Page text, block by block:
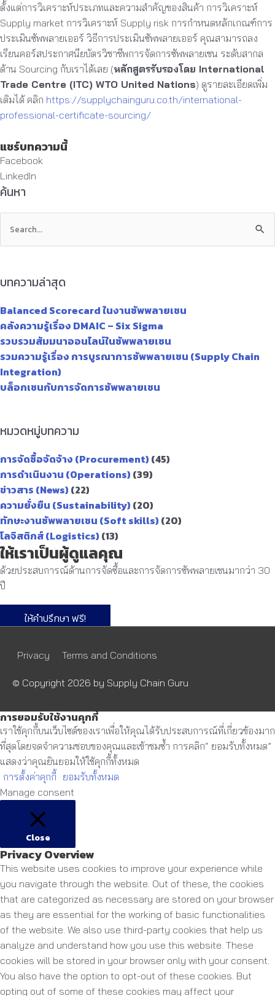
ตั้งแต่การวิเคราะห์ประเภทและความสำคัญของสินค้า การวิเคราะห์
Supply market การวิเคราะห์ Supply risk การกำหนดหลักเกณฑ์การ
ประเมินซัพพลายเออร์ วิธีการประเมินซัพพลายเออร์ คุณสามารถลง
เรียนคอร์สประกาศนียบัตรวิชาชีพการจัดการซัพพลายเชน ระดับสากล
ด้าน Sourcing กับเราได้เลย (หลักสูตรรับรองโดย International
Trade Centre (ITC) WTO United Nations) ดูรายละเอียดเพิ่ม
เติมได้ คลิก https://supplychainguru.co.th/international-
professional-certificate-sourcing/
แชร์บทความนี้
Facebook
LinkedIn
ค้นหา
Search
for:
บทความล่าสุด
Balanced Scorecard ในงานซัพพลายเชน
คลังความรู้เรื่อง DMAIC – Six Sigma
รวบรวมสัมมนาออนไลน์ในซัพพลายเชน
รวมความรู้เรื่อง การบูรณาการซัพพลายเชน (Supply Chain
Integration)
บล็อกเชนกับการจัดการซัพพลายเชน
หมวดหมู่บทความ
การจัดซื้อจัดจ้าง (Procurement) (45)
การดำเนินงาน (Operations) (39)
ข่าวสาร (News) (22)
ความยั่งยืน (Sustainability) (20)
ทักษะงานซัพพลายเชน (Soft skills) (20)
โลจิสติกส์ (Logistics) (13)
ให้เราเป็นผู้ดูแลคุณ
ด้วยประสบการณ์ด้านการจัดซื้อและการจัดการซัพพลายเชนมากว่า 30
ปี
ให้คำปรึกษา ฟรี!
Privacy Terms and Conditions
© Copyright 2026 by Supply Chain Guru
การยอมรับใช้งานคุกกี้
เราใช้คุกกี้บนเว็บไซต์ของเราเพื่อให้คุณได้รับประสบการณ์ที่เกี่ยวข้องมาก
ที่สุดโดยจดจำความชอบของคุณและเข้าชมซ้ำ การคลิก“ ยอมรับทั้งหมด”
แสดงว่าคุณยินยอมให้ใช้คุกกี้ทั้งหมด
การตั้งค่าคุกกี้ ยอมรับทั้งหมด
Manage consent
Close
Privacy Overview
This website uses cookies to improve your experience while
you navigate through the website. Out of these, the cookies
that are categorized as necessary are stored on your browser
as they are essential for the working of basic functionalities
of the website. We also use third-party cookies that help us
analyze and understand how you use this website. These
cookies will be stored in your browser only with your consent.
You also have the option to opt-out of these cookies. But
opting out of some of these cookies may affect your